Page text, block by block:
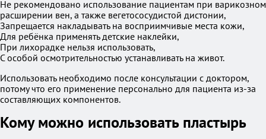
Не рекомендовано использование пациентам при варикозном
расширении вен, а также вегетососудистой дистонии,
Запрещается накладывать на восприимчивые места кожи,
Для ребёнка применять детские наклейки,
При лихорадке нельзя использовать,
С особой осмотрительностью устанавливать на живот.
Использовать необходимо после консультации с доктором,
потому что его применение персонально для пациента из-за
составляющих компонентов.
Кому можно использовать пластырь